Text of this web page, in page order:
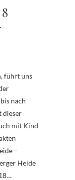
führt uns
nach
dieser
mit Kind
–
Heide